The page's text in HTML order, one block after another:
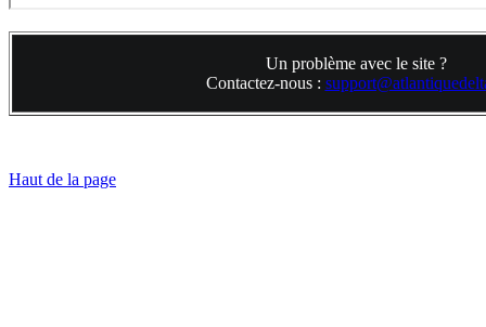
Un problème avec le site ?
Contactez-nous :
Haut de la page